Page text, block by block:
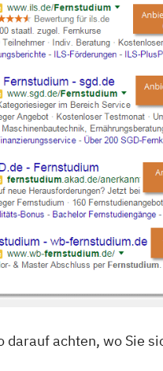
achten, wo Sie